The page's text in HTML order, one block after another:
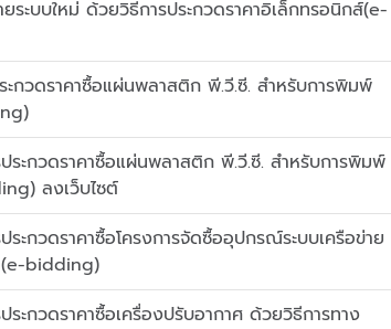
ระบบใหม่ ด้วยวิธีการประกวดราคาอิเล็กทรอนิกส์(e-
ะกวดราคาซื้อแผ่นพลาสติก พี.วี.ซี. สำหรับการพิมพ์
ระกวดราคาซื้อแผ่นพลาสติก พี.วี.ซี. สำหรับการพิมพ์
ลงเว็บไซต์
ระกวดราคาซื้อโครงการจัดซื้ออุปกรณ์ระบบเครือข่าย
(e-bidding)
ระกวดราคาซื้อเครื่องปรับอากาศ ด้วยวิธีการทาง